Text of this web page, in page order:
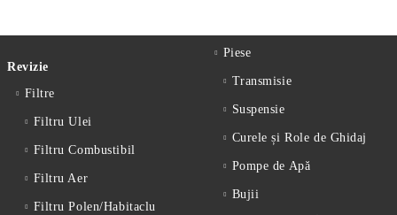
Revizie
Filtre
Filtru Ulei
Filtru Combustibil
Filtru Aer
Filtru Polen/Habitaclu
Piese
Transmisie
Suspensie
Curele și Role de Ghidaj
Pompe de Apă
Bujii